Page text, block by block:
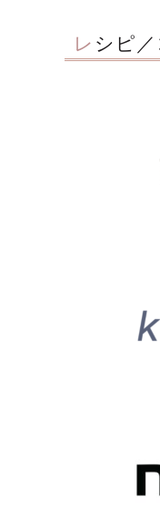
レシピ